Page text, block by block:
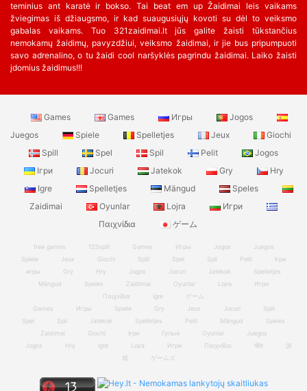
teminius ant karatė ir bokso. Tai beat em up Žaidimai leis vaikams
žviegimas iš džiaugsmo, ir kad suaugusiųjų kovoti su dėl to veiksmo
gabalas vaikams. Tuo 321zaidimai.lt jūs galite žaisti tūkstančius
nemokamų žaidimų, pavyzdžiui, veiksmo žaidimai, ir jie bus pripumpuoti
savo adrenalino, o tu žaidi cool naršyklės pagrindu žaidimai. Laiko žaisti
įdomius žaidimus!!!
Games Games Игры
Jogos
Juegos
Spiele Spelletjes Jeux
Giochi
Spill
Spel Spil Pelit
Jogos
Ігри
Jocuri Jatekok Gry
Hry
Igre
Spelletjes Mängud
Speles
Zaidimai
Oyunlar Lojra
Игри
Παιχνίδια
ゲーム
free games 123spill Games Игры Jogos
Juegos
Spiele
Jeux Giochi Spill Spel Spil Pelit
Ігри
игры
Gry Hry Jogos Jocuri Jatekok
Spelletjes
Mängud
Speles Zaidimai Oyunlar Lojra
Игри
Παιχνίδια
Igre
ゲーム
Games
Игры Spiele Gry Jeux Jocuri
Spill
Spel
Spil Jatekok Spelletjes Pelit Mängud
Speles
Zaidimai
Giochi Ігри Гульні Oyunlar
Juegos
Jogos
Hry Igre Lojra Игри Παιχνίδια खेल
游
戏
ゲームズ